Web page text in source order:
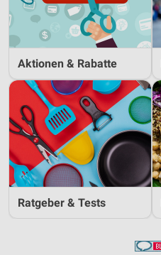
Aktionen & Rabatte
Ratgeber & Tests